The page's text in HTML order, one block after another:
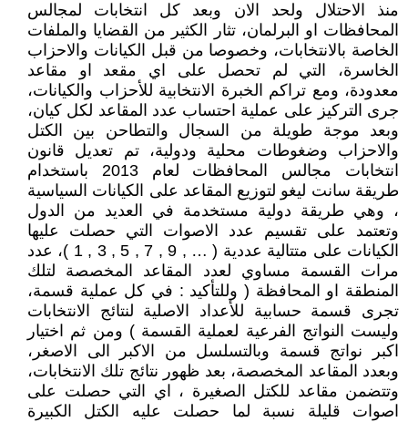
منذ الاحتلال ولحد الان وبعد كل انتخابات لمجالس
المحافظات او البرلمان، تثار الكثير من القضايا والملفات
الخاصة بالانتخابات، وخصوصا من قبل الكيانات والاحزاب
الخاسرة، التي لم تحصل على اي مقعد او مقاعد
معدودة، ومع تراكم الخبرة الانتخابية للأحزاب والكيانات،
جرى التركيز على عملية احتساب عدد المقاعد لكل كيان،
وبعد موجة طويلة من السجال والتطاحن بين الكتل
والاحزاب وضغوطات محلية ودولية، تم تعديل قانون
انتخابات مجالس المحافظات لعام 2013 باستخدام
طريقة سانت ليغو لتوزيع المقاعد على الكيانات السياسية
، وهي طريقة دولية مستخدمة في العديد من الدول
وتعتمد على تقسيم عدد الاصوات التي حصلت عليها
الكيانات على متتالية عددية ( … , 9 , 7 , 5 , 3 , 1 )، عدد
مرات القسمة مساوي لعدد المقاعد المخصصة لتلك
المنطقة او المحافظة ( وللتأكيد : في كل عملية قسمة،
تجرى قسمة حسابية للأعداد الاصلية لنتائج الانتخابات
وليست النواتج الفرعية لعملية القسمة ) ومن ثم اختيار
اكبر نواتج قسمة وبالتسلسل من الاكبر الى الاصغر،
وبعدد المقاعد المخصصة، بعد ظهور نتائج تلك الانتخابات،
وتتضمن مقاعد للكتل الصغيرة ، اي التي حصلت على
اصوات قليلة نسبة لما حصلت عليه الكتل الكبيرة